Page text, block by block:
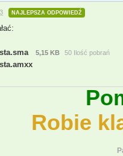
NAJLEPSZA ODPOWIEDŹ
5,15 KB 50 Ilość pobrań
Robie